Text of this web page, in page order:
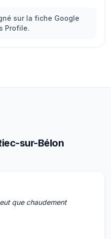
sur la fiche Google
Profile.
sur-Bélon
que chaudement